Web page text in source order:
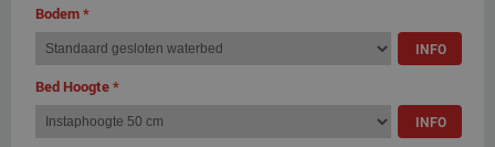
Bodem*
INFO
Bed Hoogte*
INFO